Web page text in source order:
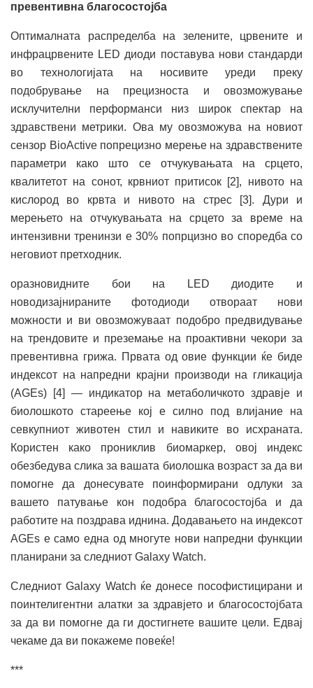
превентивна благосостојба
Оптималната распределба на зелените, црвените и
инфрацрвените LED диоди поставува нови стандарди
во технологијата на носивите уреди преку
подобрување на прецизноста и овозможување
исклучителни перформанси низ широк спектар на
здравствени метрики. Ова му овозможува на новиот
сензор BioActive попрецизно мерење на здравствените
параметри како што се отчукувањата на срцето,
квалитетот на сонот, крвниот притисок [2], нивото на
кислород во крвта и нивото на стрес [3]. Дури и
мерењето на отчукувањата на срцето за време на
интензивни тренинзи е 30% попрцизно во споредба со
неговиот претходник.
оразновидните бои на LED диодите и
новодизајнираните фотодиоди отвораат нови
можности и ви овозможуваат подобро предвидување
на трендовите и преземање на проактивни чекори за
превентивна грижа. Првата од овие функции ќе биде
индексот на напредни крајни производи на гликација
(AGEs) [4] — индикатор на метаболичкото здравје и
биолошкото стареење кој е силно под влијание на
севкупниот животен стил и навиките во исхраната.
Користен како прониклив биомаркер, овој индекс
обезбедува слика за вашата биолошка возраст за да ви
помогне да донесувате поинформирани одлуки за
вашето патување кон подобра благосостојба и да
работите на поздрава иднина. Додавањето на индексот
AGEs е само една од многуте нови напредни функции
планирани за следниот Galaxy Watch.
Следниот Galaxy Watch ќе донесе пософистицирани и
поинтелигентни алатки за здравјето и благосостојбата
за да ви помогне да ги достигнете вашите цели. Едвај
чекаме да ви покажеме повеќе!
***